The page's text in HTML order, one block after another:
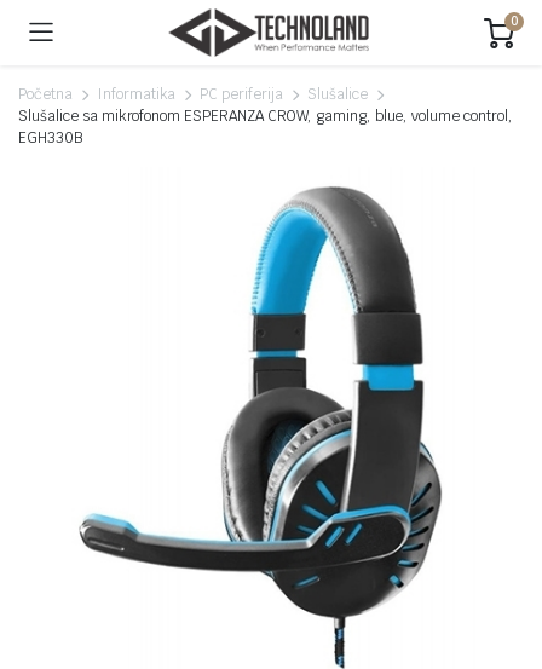
0
Početna Informatika PC periferija
Slušalice
Slušalice sa mikrofonom ESPERANZA CROW, gaming, blue, volume control,
EGH330B